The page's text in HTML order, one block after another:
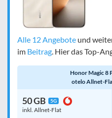
Alle 12 Angebote und
im Beitrag . Hier das Top-
Honor Magic 8
otelo Allnet-
50 GB 5G
inkl. Allnet-Flat